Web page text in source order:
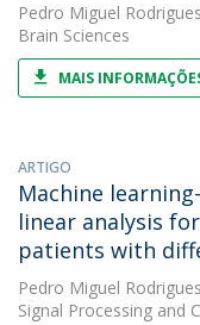
Pedro Miguel Rodrigues
Brain Sciences
MAIS
ARTIGO
Machine
linear analysis
patients with
Pedro Miguel Rodrigues
Signal Processing and